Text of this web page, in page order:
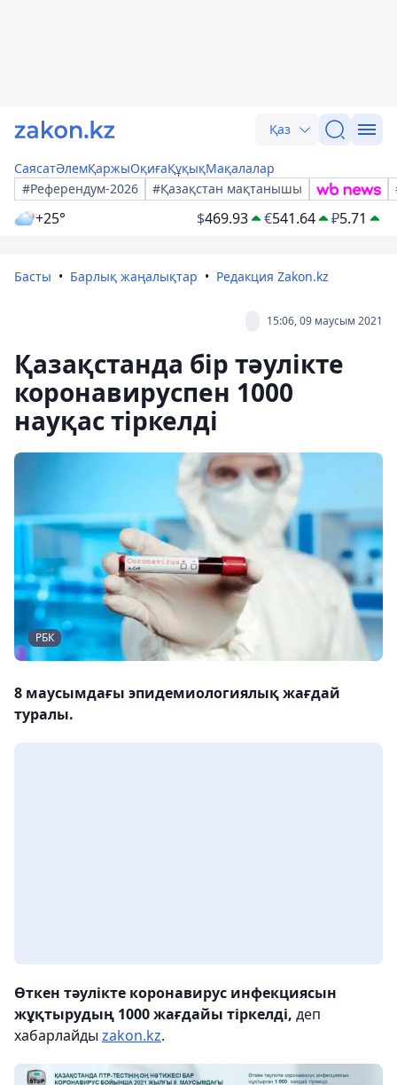
Қаз
СаясатӘлемҚаржыОқиғаҚұқықМақалалар
#Референдум-2026
#Қазақстан мақтанышы
+25° $469.93 €541.64 ₽5.71
Басты Барлық жаңалықтар Редакция Zakon.kz
15:06, 09 маусым 2021
Қазақстанда бір тәулікте
коронавируспен 1000
науқас тіркелді
РБК
8 маусымдағы эпидемиологиялық жағдай
туралы.
Өткен тәулікте коронавирус инфекциясын
жұқтырудың 1000 жағдайы тіркелді, деп
хабарлайды zakon.kz.